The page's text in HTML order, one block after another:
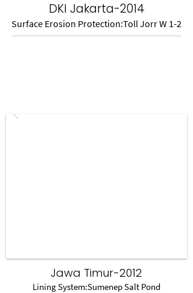
DKI Jakarta-2014
Surface Erosion Protection:Toll Jorr W 1-2
Jawa Timur-2012
Lining System:Sumenep Salt Pond